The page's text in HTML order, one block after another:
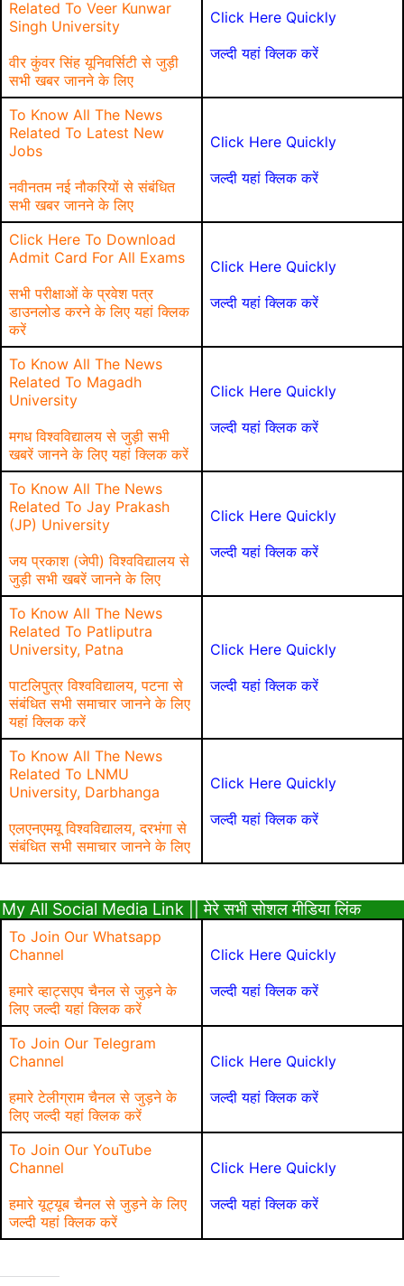
Related To Veer Kunwar
Singh University
वीर कुंवर सिंह यूनिवर्सिटी से जुड़ी
सभी खबर जानने के लिए
Click Here Quickly
जल्दी यहां क्लिक करें
To Know All The News
Related To Latest New
Jobs
नवीनतम नई नौकरियों से संबंधित
सभी खबर जानने के लिए
Click Here Quickly
जल्दी यहां क्लिक करें
Click Here To Download
Admit Card For All Exams
सभी परीक्षाओं के प्रवेश पत्र
डाउनलोड करने के लिए यहां क्लिक
करें
Click Here Quickly
जल्दी यहां क्लिक करें
To Know All The News
Related To Magadh
University
मगध विश्वविद्यालय से जुड़ी सभी
खबरें जानने के लिए यहां क्लिक करें
Click Here Quickly
जल्दी यहां क्लिक करें
To Know All The News
Related To Jay Prakash
(JP) University
जय प्रकाश (जेपी) विश्वविद्यालय से
जुड़ी सभी खबरें जानने के लिए
Click Here Quickly
जल्दी यहां क्लिक करें
To Know All The News
Related To Patliputra
University, Patna
पाटलिपुत्र विश्वविद्यालय, पटना से
संबंधित सभी समाचार जानने के लिए
यहां क्लिक करें
Click Here Quickly
जल्दी यहां क्लिक करें
To Know All The News
Related To LNMU
University, Darbhanga
एलएनएमयू विश्वविद्यालय, दरभंगा से
संबंधित सभी समाचार जानने के लिए
Click Here Quickly
जल्दी यहां क्लिक करें
My All Social Media Link || मेरे सभी सोशल मीडिया लिंक
To Join Our Whatsapp
Channel
हमारे व्हाट्सएप चैनल से जुड़ने के
लिए जल्दी यहां क्लिक करें
Click Here Quickly
जल्दी यहां क्लिक करें
To Join Our Telegram
Channel
हमारे टेलीग्राम चैनल से जुड़ने के
लिए जल्दी यहां क्लिक करें
Click Here Quickly
जल्दी यहां क्लिक करें
To Join Our YouTube
Channel
हमारे यूट्यूब चैनल से जुड़ने के लिए
जल्दी यहां क्लिक करें
Click Here Quickly
जल्दी यहां क्लिक करें